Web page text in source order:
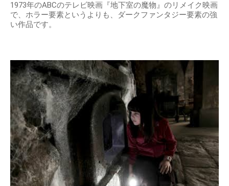
1973年のABCのテレビ映画『地下室の魔物』のリメイク映画
で、ホラー要素というよりも、ダークファンタジー要素の強
い作品です。